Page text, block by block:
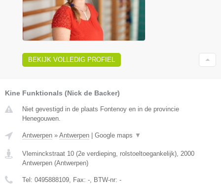
BEKIJK VOLLEDIG PROFIEL
Kine Funktionals (Nick de Backer)
Niet gevestigd in de plaats Fontenoy en in de provincie
Henegouwen.
Antwerpen » Antwerpen Google maps ▼
Vleminckstraat 10 (2e verdieping, rolstoeltoegankelijk) 2000
Antwerpen (Antwerpen)
Tel: 0495888109 , Fax: - , BTW-nr: -